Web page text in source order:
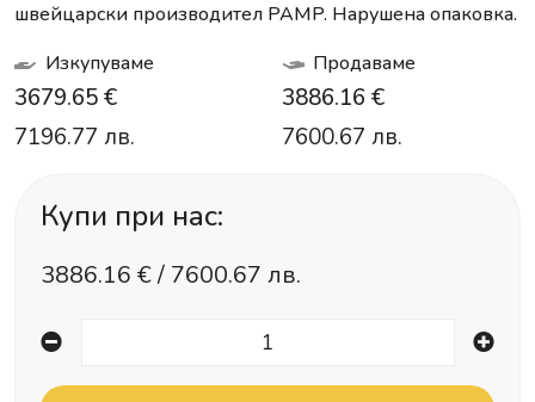
швейцарски производител PAMP. Нарушена опаковка.
Изкупуваме
3679.65 €
7196.77 лв.
Продаваме
3886.16 €
7600.67 лв.
Купи при нас:
3886.16 € / 7600.67 лв.